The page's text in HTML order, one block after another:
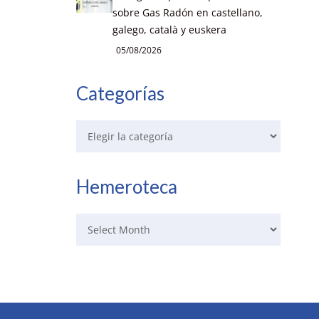
sobre Gas Radón en castellano,
galego, català y euskera
05/08/2026
Categorías
Hemeroteca